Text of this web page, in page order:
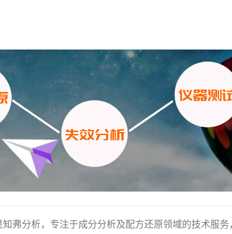
弗分析，专注于成分分析及配方还原领域的技术服